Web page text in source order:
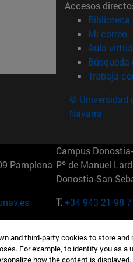
Accesos
Biblioteca
Mi correo
Aula
Búsqueda
Trabaja
© Universidad
Navarra
Pamplona
Campus
Pº de Manuel
Donostia-San
T.+34 943 21 98
165 W 57th St
EE.UU
and third-party cookies to store
For example, to identify you as a
how the content is